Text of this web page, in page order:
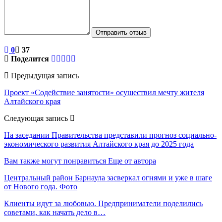
Отправить отзыв
0
37
Поделится
Предыдущая запись
Проект «Содействие занятости» осуществил мечту жителя
Алтайского края
Следующая запись
На заседании Правительства представили прогноз социально-
экономического развития Алтайского края до 2025 года
Вам также могут понравиться Еще от автора
Центральный район Барнаула засверкал огнями и уже в шаге
от Нового года. Фото
Клиенты идут за любовью. Предприниматели поделились
советами, как начать дело в…